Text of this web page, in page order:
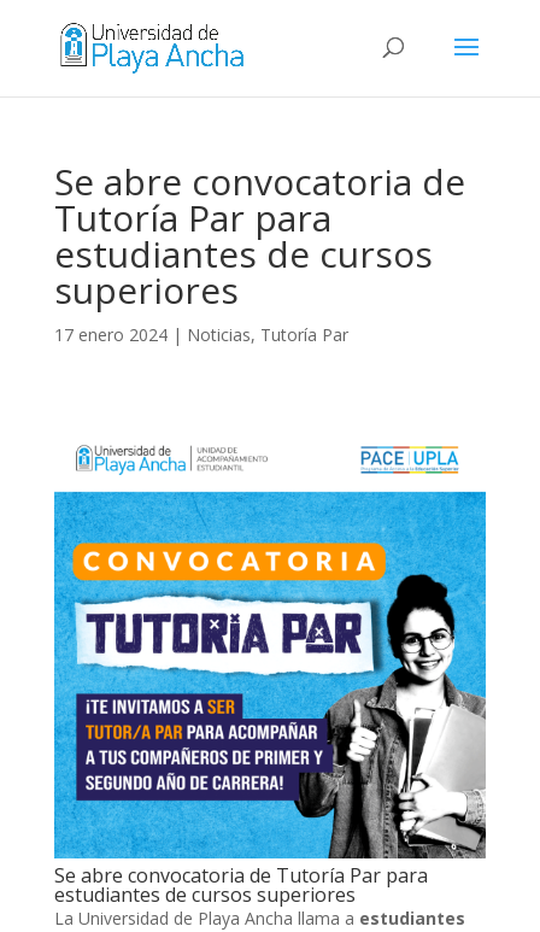
Se abre convocatoria de
Tutoría Par para
estudiantes de cursos
superiores
17 enero 2024| Noticias, Tutoría Par
Se abre convocatoria de Tutoría Par para
estudiantes de cursos superiores
La Universidad de Playa Ancha llama a estudiantes